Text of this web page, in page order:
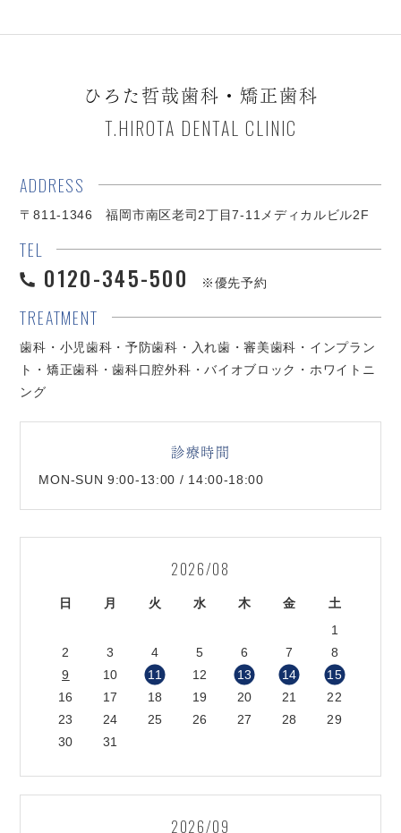
ひろた哲哉歯科・矯正歯科
T.HIROTA DENTAL CLINIC
ADDRESS
〒811-1346 福岡市南区老司2丁目7-11メディカルビル2F
TEL
0120-345-500 ※優先予約
TREATMENT
歯科・小児歯科・予防歯科・入れ歯・審美歯科・インプラン
ト・矯正歯科・歯科口腔外科・バイオブロック・ホワイトニ
ング
診療時間
MON-SUN 9:00-13:00 / 14:00-18:00
2026/08
日 月 火 水 木 金
土
1
2
3 4 5 6 7
8
9
10 11 12 13 14
15
16
17 18 19 20 21
22
23
24 25 26 27 28
29
30
31
2026/09